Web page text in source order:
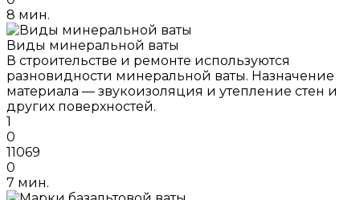
8 мин.
Виды минеральной ваты
В строительстве и ремонте используются
разновидности минеральной ваты. Назначение
материала — звукоизоляция и утепление стен и
других поверхностей.
1
0
11069
0
7 мин.